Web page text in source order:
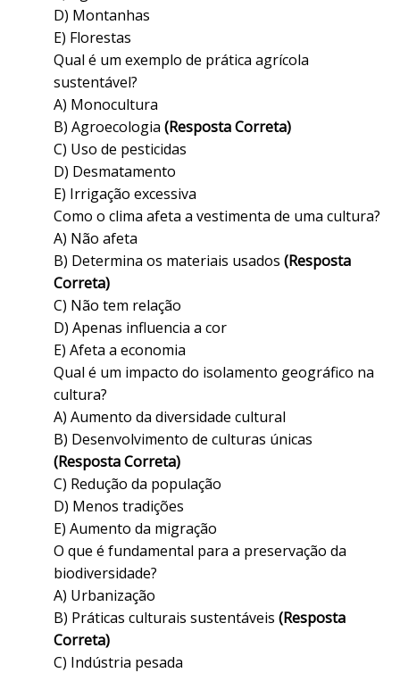
D) Montanhas
E) Florestas
Qual é um exemplo de prática agrícola
sustentável?
A) Monocultura
B) Agroecologia (Resposta Correta)
C) Uso de pesticidas
D) Desmatamento
E) Irrigação excessiva
Como o clima afeta a vestimenta de uma cultura?
A) Não afeta
B) Determina os materiais usados (Resposta
Correta)
C) Não tem relação
D) Apenas influencia a cor
E) Afeta a economia
Qual é um impacto do isolamento geográfico na
cultura?
A) Aumento da diversidade cultural
B) Desenvolvimento de culturas únicas
(Resposta Correta)
C) Redução da população
D) Menos tradições
E) Aumento da migração
O que é fundamental para a preservação da
biodiversidade?
A) Urbanização
B) Práticas culturais sustentáveis (Resposta
Correta)
C) Indústria pesada